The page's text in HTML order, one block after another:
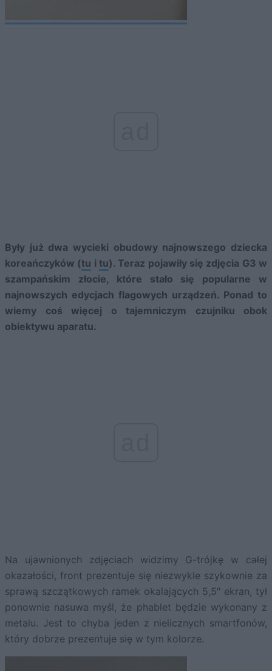
Były już dwa wycieki obudowy najnowszego dziecka
koreańczyków (tu itu). Teraz pojawiły się zdjęcia G3 w
szampańskim złocie, które stało się popularne w
najnowszych edycjach flagowych urządzeń. Ponad to
wiemy coś więcej o tajemniczym czujniku obok
obiektywu aparatu.
Na ujawnionych zdjęciach widzimy G-trójkę w całej
okazałości, front prezentuje się niezwykle szykownie za
sprawą szczątkowych ramek okalających 5,5″ ekran, tył
ponownie nasuwa myśl, że phablet będzie wykonany z
metalu. Jest to chyba jeden z nielicznych smartfonów,
który dobrze prezentuje się w tym kolorze.